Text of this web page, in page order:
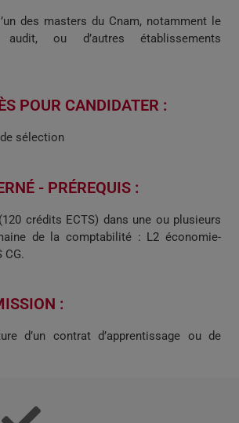
des masters du Cnam, notamment le
ou d’autres établissements
POUR CANDIDATER :
sélection
- PRÉREQUIS :
crédits ECTS) dans une ou plusieurs
de la comptabilité : L2 économie-
CG.
:
d’un contrat d’apprentissage ou de